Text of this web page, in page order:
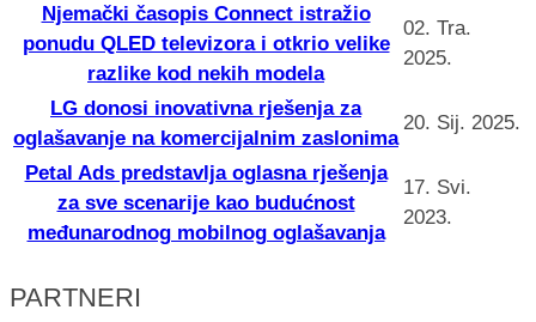
Njemački časopis Connect istražio
ponudu QLED televizora i otkrio velike
razlike kod nekih modela
02. Tra.
2025.
LG donosi inovativna rješenja za
oglašavanje na komercijalnim zaslonima
20. Sij. 2025.
Petal Ads predstavlja oglasna rješenja
za sve scenarije kao budućnost
međunarodnog mobilnog oglašavanja
17. Svi.
2023.
PARTNERI